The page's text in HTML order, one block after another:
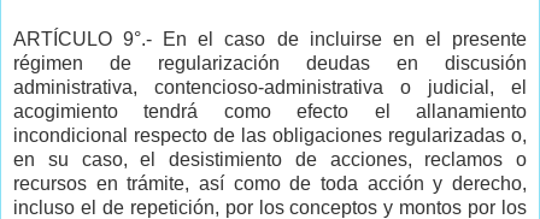
ARTÍCULO 9°.- En el caso de incluirse en el presente
régimen de regularización deudas en discusión
administrativa, contencioso-administrativa o judicial, el
acogimiento tendrá como efecto el allanamiento
incondicional respecto de las obligaciones regularizadas o,
en su caso, el desistimiento de acciones, reclamos o
recursos en trámite, así como de toda acción y derecho,
incluso el de repetición, por los conceptos y montos por los